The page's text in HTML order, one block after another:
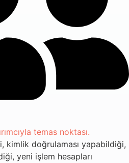
temas noktası.
kimlik doğrulaması yapabildiği,
yeni işlem hesapları